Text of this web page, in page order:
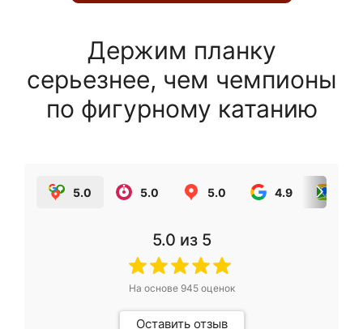
Держим планку
серьезнее, чем чемпионы
по фигурному катанию
5.0 5.0 5.0 4.9
5.0 из 5
На основе 945оценок
Оставить отзыв